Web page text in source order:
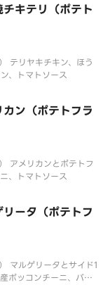
キテリ（ポテト
テリヤキチキン、ほう
、トマトソース
ン（ポテトフラ
アメリカンとポテトフ
、トマトソース
ータ（ポテトフ
マルゲリータとサイド1
ボッコンチーニ、バジ